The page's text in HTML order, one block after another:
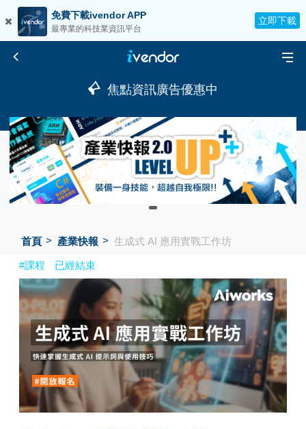
免費下載ivendor APP
最專業的科技業資訊平台
立即下載
焦點資訊廣告優惠中
首頁 產業快報 生成式 AI 應用實戰工作坊
#課程 已經結束